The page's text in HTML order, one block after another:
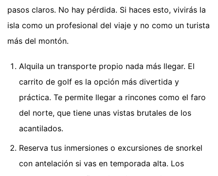
pasos claros. No hay pérdida. Si haces esto, vivirás la
isla como un profesional del viaje y no como un turista
más del montón.
Alquila un transporte propio nada más llegar. El
carrito de golf es la opción más divertida y
práctica. Te permite llegar a rincones como el faro
del norte, que tiene unas vistas brutales de los
acantilados.
Reserva tus inmersiones o excursiones de snorkel
con antelación si vas en temporada alta. Los